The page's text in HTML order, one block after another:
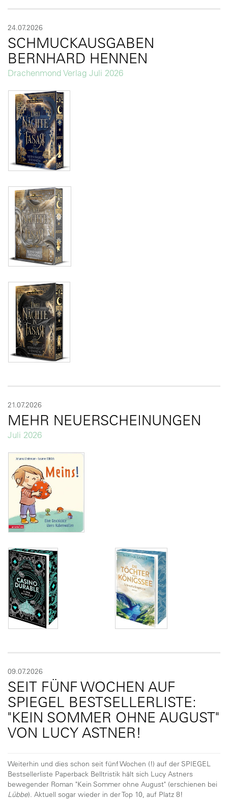
24.07.2026
SCHMUCKAUSGABEN
BERNHARD HENNEN
Drachenmond Verlag Juli 2026
21.07.2026
MEHR NEUERSCHEINUNGEN
Juli 2026
09.07.2026
SEIT FÜNF WOCHEN AUF
SPIEGEL BESTSELLERLISTE:
"KEIN SOMMER OHNE AUGUST"
VON LUCY ASTNER!
Weiterhin und dies schon seit fünf Wochen (!) auf der SPIEGEL
Bestsellerliste Paperback Belltristik hält sich Lucy Astners
bewegender Roman "Kein Sommer ohne August" (erschienen bei
Lübbe). Aktuell sogar wieder in der Top 10, auf Platz 8!